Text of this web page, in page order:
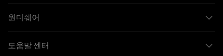
원더쉐어
도움말 센터